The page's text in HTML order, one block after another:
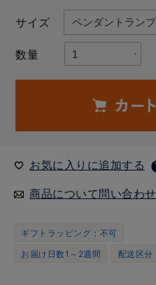
サイズ
数量
お気に入りに追加する
商品について問い合わ
ギフトラッピング：不可
お届け日数1～2週間
配送区